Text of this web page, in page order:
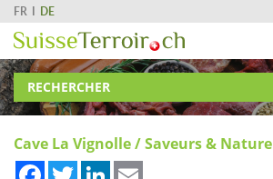
FR DE
RECHERCHER
Cave La Vignolle / Saveurs & Nature
FacebookTwitterLinkedIn